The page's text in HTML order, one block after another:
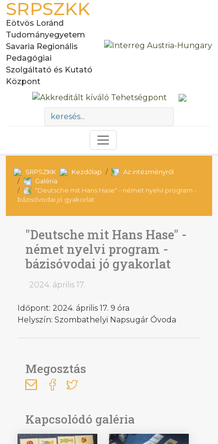
SRPSZKK
Eötvös Loránd
Tudományegyetem
Savaria Regionális
Pedagógiai
Szolgáltató és Kutató
Központ
SRPSZKK Kezdőlap
Az intézményről
Galéria
"Deutsche mit Hans Hase" - német nyelvi program -
bázisóvodai jó gyakorlat
"Deutsche mit Hans Hase" -
német nyelvi program -
bázisóvodai jó gyakorlat
2024. április 17.
Időpont: 2024. április 17. 9 óra
Helyszín: Szombathelyi Napsugár Óvoda
Megosztás
Kapcsolódó galéria